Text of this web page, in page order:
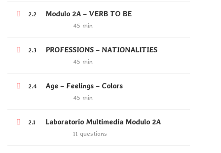
2.2 Modulo 2A – VERB TO BE
45 min
2.3 PROFESSIONS – NATIONALITIES
45 min
2.4 Age – Feelings – Colors
45 min
2.1 Laboratorio Multimedia Modulo 2A
11 questions
Events
SUPPORT